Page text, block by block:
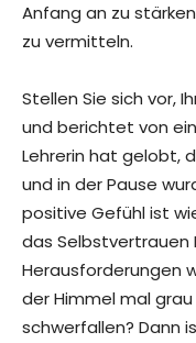
Anfang an zu
zu vermitteln.
Stellen Sie sich vor,
und berichtet von
Lehrerin hat gelobt,
und in der Pause
positive Gefühl ist
das Selbstvertrauen
Herausforderungen
der Himmel mal
schwerfallen? Dann